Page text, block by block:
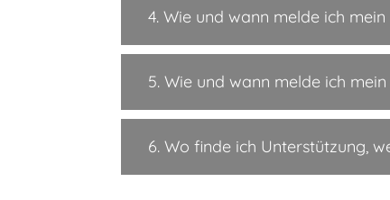
4. Wie und wann melde ich
5. Wie und wann melde ich
6. Wo finde ich Unterstützung,